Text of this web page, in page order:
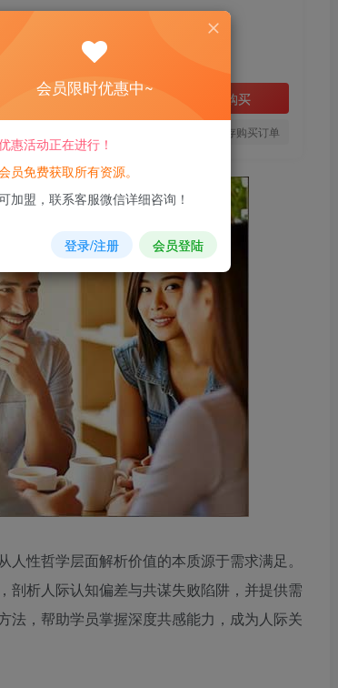
免费
立即购买
您当前未登录！建议登陆后购买，可保存购买订单
人性哲学层面解析价值的本质源于需求满足。
剖析人际认知偏差与共谋失败陷阱，并提供需
法，帮助学员掌握深度共感能力，成为人际关
会员限时优惠中~
惠活动正在进行！
员免费获取所有资源。
加盟，联系客服微信详细咨询！
登录/注册 会员登陆